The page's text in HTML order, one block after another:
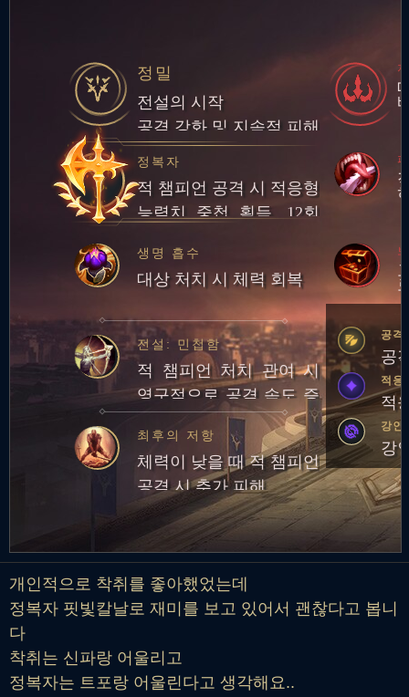
정밀
전설의 시작
공격 강화 및 지속적 피해
정복자
적 챔피언 공격 시 적응형
능력치 중첩 획득. 12회
량의 일부만큼 체력 회복
생명 흡수
대상 처치 시 체력 회복
전설: 민첩함
적 챔피언 처치 관여 시
영구적으로 공격 속도 증
최후의 저항
체력이 낮을 때 적 챔피언
공격 시 추가 피해
공격
공
적응
적
강인
강
개인적으로 착취를 좋아했었는데
정복자 핏빛칼날로 재미를 보고 있어서 괜찮다고 봅니
다
착취는 신파랑 어울리고
정복자는 트포랑 어울린다고 생각해요..